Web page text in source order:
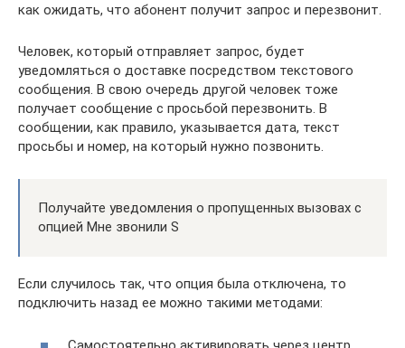
как ожидать, что абонент получит запрос и перезвонит.
Человек, который отправляет запрос, будет
уведомляться о доставке посредством текстового
сообщения. В свою очередь другой человек тоже
получает сообщение с просьбой перезвонить. В
сообщении, как правило, указывается дата, текст
просьбы и номер, на который нужно позвонить.
Получайте уведомления о пропущенных вызовах с
опцией Мне звонили S
Если случилось так, что опция была отключена, то
подключить назад ее можно такими методами: